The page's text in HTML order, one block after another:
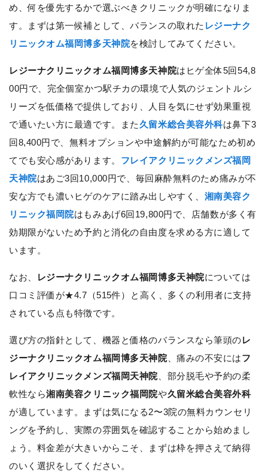
め、何を優先するかで選ぶべきクリニックが明確になりま
す。まずは第一候補として、バランスの取れた レジーナク
リニックオム福岡博多天神院を検討してみてください。
レジーナクリニックオム福岡博多天神院はヒゲ全体5回54,8
00円で、完全個室かつ駅チカの環境で人気のジェントルシ
リーズを低価格で提供しており、人目を気にせず効果重視
で通いたい方に最適です。また久留米総合美容外科は鼻下3
回8,400円で、無料オプションや中途解約が可能なため初め
てでも安心感があります。 フレイアクリニックメンズ福岡
天神院はあご3回10,000円で、毎回麻酔無料のため痛みが不
安な方でも濃いヒゲのケアに踏み出しやすく、 湘南美容ク
リニック福岡院はもみあげ6回19,800円で、店舗数が多く有
効期限がないため予約と消化の自由度を求める方に適して
います。
なお、 レジーナクリニックオム福岡博多天神院については
口コミ評価が★4.7（515件）と高く、多くの利用者に支持
されている点も特徴です。
選び方の指針として、機器と価格のバランスなら筆頭のレ
ジーナクリニックオム福岡博多天神院、痛みの不安にはフ
レイアクリニックメンズ福岡天神院、部分脱毛や予約の柔
軟性なら湘南美容クリニック福岡院や久留米総合美容外科
が適しています。まずは気になる2〜3院の無料カウンセリ
ングを予約し、実際の雰囲気を確認することから始めまし
ょう。料金差が大きいからこそ、まずは枠を押さえて納得
のいく選択をしてください。